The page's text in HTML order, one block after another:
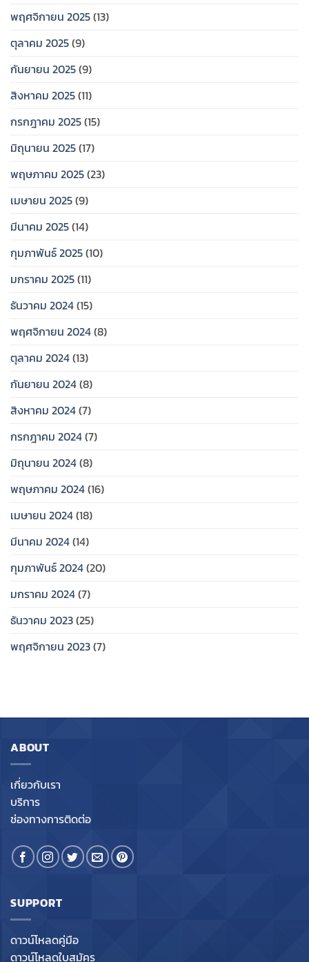
พฤศจิกายน 2025(13)
ตุลาคม 2025(9)
กันยายน 2025(9)
สิงหาคม 2025(11)
กรกฎาคม 2025(15)
มิถุนายน 2025(17)
พฤษภาคม 2025(23)
เมษายน 2025(9)
มีนาคม 2025(14)
กุมภาพันธ์ 2025(10)
มกราคม 2025(11)
ธันวาคม 2024(15)
พฤศจิกายน 2024(8)
ตุลาคม 2024(13)
กันยายน 2024(8)
สิงหาคม 2024(7)
กรกฎาคม 2024(7)
มิถุนายน 2024(8)
พฤษภาคม 2024(16)
เมษายน 2024(18)
มีนาคม 2024(14)
กุมภาพันธ์ 2024(20)
มกราคม 2024(7)
ธันวาคม 2023(25)
พฤศจิกายน 2023(7)
ABOUT
เกี่ยวกับเรา
บริการ
ช่องทางการติดต่อ
SUPPORT
ดาวน์โหลดคู่มือ
ดาวน์โหลดใบสมัคร